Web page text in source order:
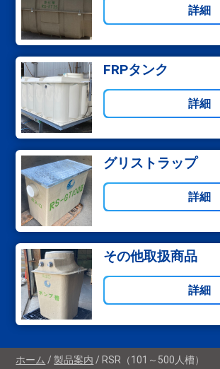
詳細
FRPタンク
詳細
グリストラップ
詳細
その他取扱商品
詳細
ホーム 製品案内 RSR（101～500人槽）